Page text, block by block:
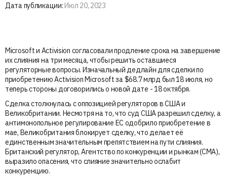
Дата публикации: Июл 20, 2023
Microsoft и Activision согласовали продление срока на завершение
их слияния на три месяца, чтобы решить оставшиеся
регуляторные вопросы. Изначальный дедлайн для сделки по
приобретению Activision Microsoft за $68.7 млрд был 18 июля, но
теперь стороны договорились о новой дате - 18 октября.
Сделка столкнулась с оппозицией регуляторов в США и
Великобритании. Несмотря на то, что суд США разрешил сделку, а
антимонопольное регулирование ЕС одобрило приобретение в
мае, Великобритания блокирует сделку, что делает её
единственным значительным препятствием на пути слияния.
Британский регулятор, Агентство по конкуренции и рынкам (CMA),
выразило опасения, что слияние значительно ослабит
конкуренцию.